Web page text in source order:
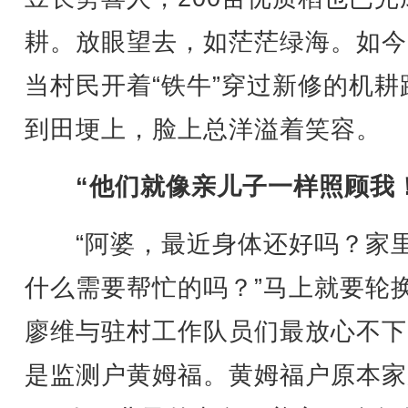
耕。放眼望去，如茫茫绿海。如
当村民开着“铁牛”穿过新修的机耕
到田埂上，脸上总洋溢着笑容。
“他们就像亲儿子一样照顾我
“阿婆，最近身体还好吗？家
什么需要帮忙的吗？”马上就要轮
廖维与驻村工作队员们最放心不
是监测户黄姆福。黄姆福户原本